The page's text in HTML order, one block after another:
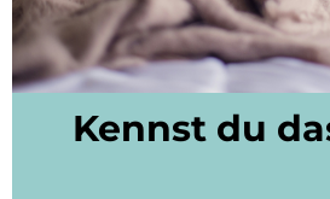
Kennst du